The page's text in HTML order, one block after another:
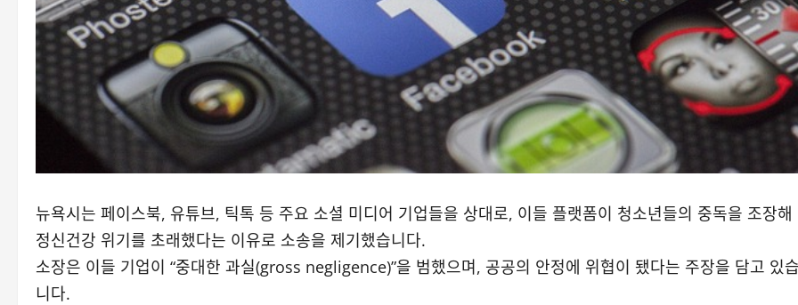
뉴욕시는 페이스북, 유튜브, 틱톡 등 주요 소셜 미디어 기업들을 상대로, 이들 플랫폼이 청소년들의 중독을 조장해
정신건강 위기를 초래했다는 이유로 소송을 제기했습니다.
소장은 이들 기업이 “중대한 과실(gross negligence)”을 범했으며, 공공의 안정에 위협이 됐다는 주장을 담고 있
니다.